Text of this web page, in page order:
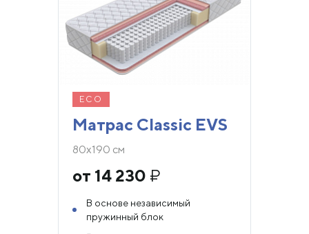
ECO
Матрас Classic EVS
80х190 см
от 14 230 ₽
В основе независимый
пружинный блок